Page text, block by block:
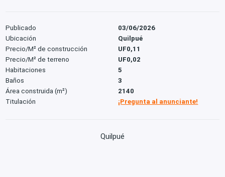
Publicado
03/06/2026
Ubicación
Quilpué
Precio/M² de construcción
UF0,11
Precio/M² de terreno
UF0,02
Habitaciones
5
Baños
3
Área construida (m²)
2140
Titulación
¡Pregunta al anunciante!
Quilpué